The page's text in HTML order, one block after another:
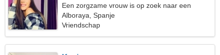
Een zorgzame vrouw is op zoek naar een
liefdesrelatie
Alboraya, Spanje
Vriendschap